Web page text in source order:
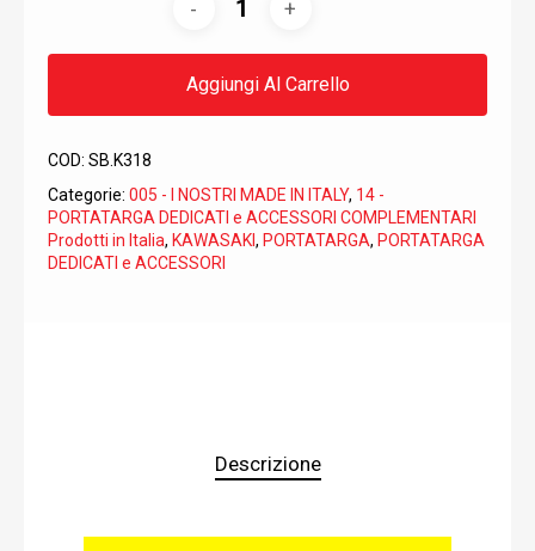
Aggiungi Al Carrello
COD: SB.K318
Categorie: 005 - I NOSTRI MADE IN ITALY, 14 -
PORTATARGA DEDICATI e ACCESSORI COMPLEMENTARI
Prodotti in Italia, KAWASAKI, PORTATARGA, PORTATARGA
DEDICATI e ACCESSORI
Descrizione